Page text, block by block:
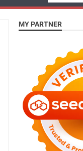
MY PARTNER